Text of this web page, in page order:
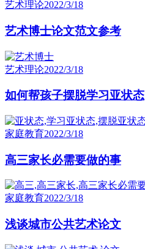
艺术理论2022/3/18
艺术博士论文范文参考
艺术理论2022/3/18
如何帮孩子摆脱学习亚状态
家庭教育2022/3/18
高三家长必需要做的事
家庭教育2022/3/18
浅谈城市公共艺术论文